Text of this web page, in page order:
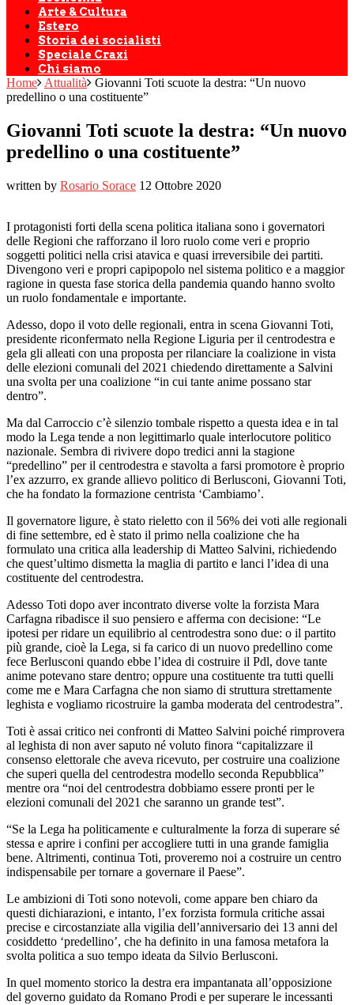
Arte & Cultura
Estero
Storia dei socialisti
Speciale Craxi
Chi siamo
Home Attualità
Giovanni Toti scuote la destra: “Un nuovo
predellino o una costituente”
Giovanni Toti scuote la destra: “Un nuovo
predellino o una costituente”
written by Rosario Sorace 12 Ottobre 2020
I protagonisti forti della scena politica italiana sono i governatori
delle Regioni che rafforzano il loro ruolo come veri e proprio
soggetti politici nella crisi atavica e quasi irreversibile dei partiti.
Divengono veri e propri capipopolo nel sistema politico e a maggior
ragione in questa fase storica della pandemia quando hanno svolto
un ruolo fondamentale e importante.
Adesso, dopo il voto delle regionali, entra in scena Giovanni Toti,
presidente riconfermato nella Regione Liguria per il centrodestra e
gela gli alleati con una proposta per rilanciare la coalizione in vista
delle elezioni comunali del 2021 chiedendo direttamente a Salvini
una svolta per una coalizione “in cui tante anime possano star
dentro”.
Ma dal Carroccio c’è silenzio tombale rispetto a questa idea e in tal
modo la Lega tende a non legittimarlo quale interlocutore politico
nazionale. Sembra di rivivere dopo tredici anni la stagione
“predellino” per il centrodestra e stavolta a farsi promotore è proprio
l’ex azzurro, ex grande allievo politico di Berlusconi, Giovanni Toti,
che ha fondato la formazione centrista ‘Cambiamo’.
Il governatore ligure, è stato rieletto con il 56% dei voti alle regionali
di fine settembre, ed è stato il primo nella coalizione che ha
formulato una critica alla leadership di Matteo Salvini, richiedendo
che quest’ultimo dismetta la maglia di partito e lanci l’idea di una
costituente del centrodestra.
Adesso Toti dopo aver incontrato diverse volte la forzista Mara
Carfagna ribadisce il suo pensiero e afferma con decisione: “Le
ipotesi per ridare un equilibrio al centrodestra sono due: o il partito
più grande, cioè la Lega, si fa carico di un nuovo predellino come
fece Berlusconi quando ebbe l’idea di costruire il Pdl, dove tante
anime potevano stare dentro; oppure una costituente tra tutti quelli
come me e Mara Carfagna che non siamo di struttura strettamente
leghista e vogliamo ricostruire la gamba moderata del centrodestra”.
Toti è assai critico nei confronti di Matteo Salvini poiché rimprovera
al leghista di non aver saputo né voluto finora “capitalizzare il
consenso elettorale che aveva ricevuto, per costruire una coalizione
che superi quella del centrodestra modello seconda Repubblica”
mentre ora “noi del centrodestra dobbiamo essere pronti per le
elezioni comunali del 2021 che saranno un grande test”.
“Se la Lega ha politicamente e culturalmente la forza di superare sé
stessa e aprire i confini per accogliere tutti in una grande famiglia
bene. Altrimenti, continua Toti, proveremo noi a costruire un centro
indispensabile per tornare a governare il Paese”.
Le ambizioni di Toti sono notevoli, come appare ben chiaro da
questi dichiarazioni, e intanto, l’ex forzista formula critiche assai
precise e circostanziate alla vigilia dell’anniversario dei 13 anni del
cosiddetto ‘predellino’, che ha definito in una famosa metafora la
svolta politica a suo tempo ideata da Silvio Berlusconi.
In quel momento storico la destra era impantanata all’opposizione
del governo guidato da Romano Prodi e per superare le incessanti